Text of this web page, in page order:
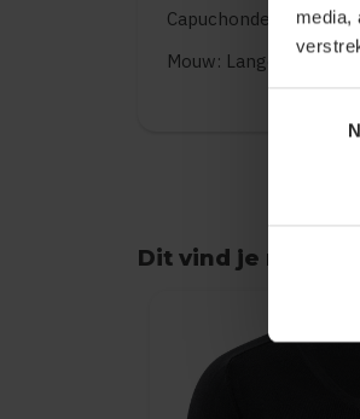
media,
Capuchondetails: Geen
Mouw: Lange mouwen
Dit vind je